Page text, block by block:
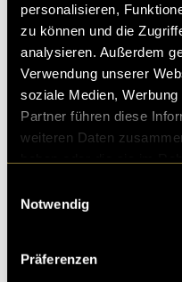
personalisieren,
zu können und die
analysieren. Außerdem
Verwendung unserer
soziale Medien,
Partner führen diese
weiteren Daten
Notwendig
Präferenzen
(stm)